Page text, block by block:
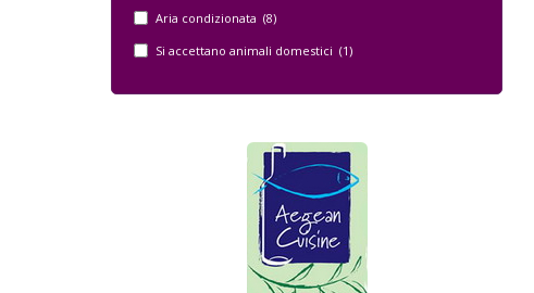
Aria condizionata (8)
Si accettano animali domestici (1)